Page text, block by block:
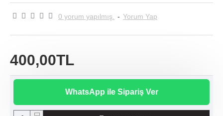
0 yorum yapılmış. - Yorum Yap
400,00TL
WhatsApp ile Sipariş Ver